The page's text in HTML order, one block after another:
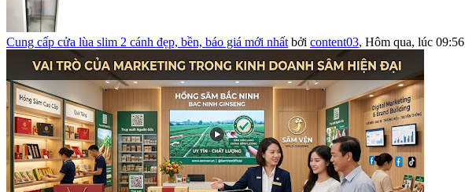
Cung cấp cửa lùa slim 2 cánh đẹp, bền, báo giá mới nhất bởi content03, Hôm qua, lúc 09:56